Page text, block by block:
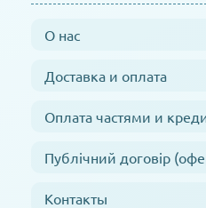
О нас
Доставка и оплата
Оплата частями и
Публічний договір
Контакты